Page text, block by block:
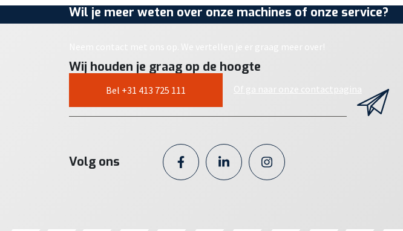
Wil je meer weten over onze machines of onze service?
Neem contact met ons op. We vertellen je er graag meer over!
Bel +31 413 725 111 Of ga naar onze contactpagina
Wij houden je graag op de hoogte
Volg ons